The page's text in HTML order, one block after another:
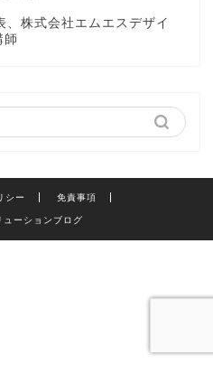
、株式会社エムエスデザイ
師
シー 免責事項
ーションブログ